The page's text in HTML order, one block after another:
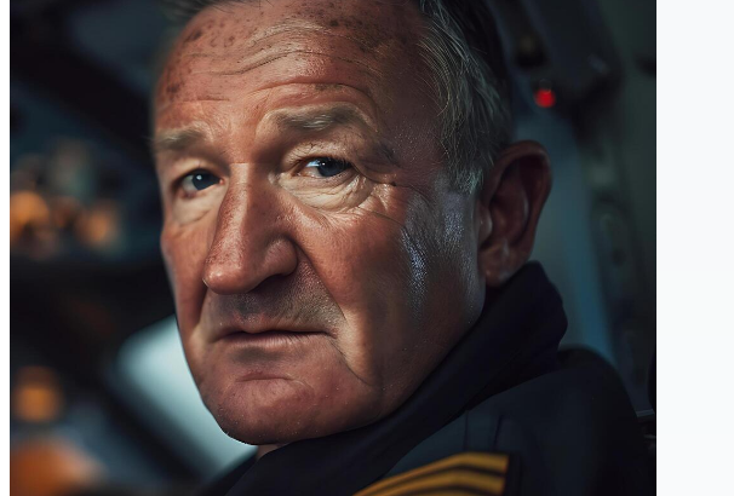
Vecteurs
Motion graphics
Images Éditoriales
Événements Éditoriaux